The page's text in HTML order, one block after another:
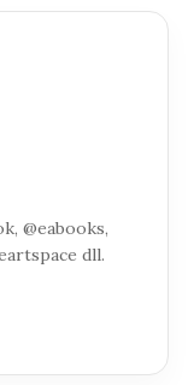
@eabooks,
dll.